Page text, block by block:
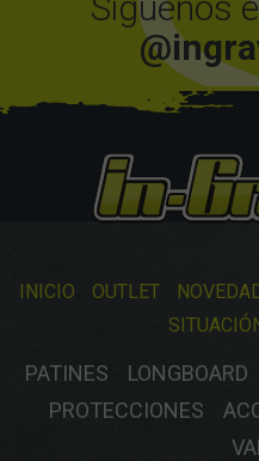
INICIO OUTLET
PATINES LONGBOARD
PROTECCIONES